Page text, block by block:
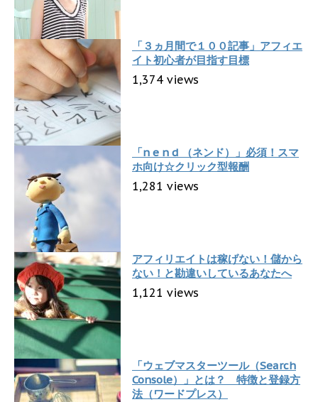
「３ヵ月間で１００記事」アフィエ
イト初心者が目指す目標
1,374 views
「n e n d （ネンド）」必須！スマ
ホ向け☆クリック型報酬
1,281 views
アフィリエイトは稼げない！儲から
ない！と勘違いしているあなたへ
1,121 views
「ウェブマスターツール（Search
Console）」とは？ 特徴と登録方
法（ワードプレス）